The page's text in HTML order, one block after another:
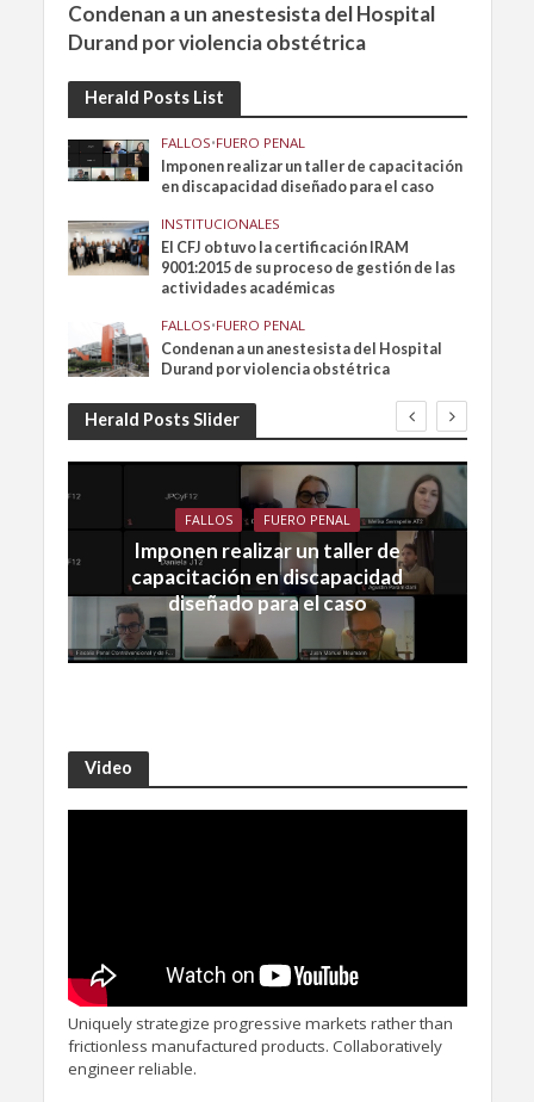
Condenan a un anestesista del Hospital
Durand por violencia obstétrica
Herald Posts List
FALLOS•FUERO PENAL
Imponen realizar un taller de capacitación
en discapacidad diseñado para el caso
INSTITUCIONALES
El CFJ obtuvo la certificación IRAM
9001:2015 de su proceso de gestión de las
actividades académicas
FALLOS•FUERO PENAL
Condenan a un anestesista del Hospital
Durand por violencia obstétrica
Herald Posts Slider
FALLOS FUERO PENAL
Imponen realizar un taller de
capacitación en discapacidad
diseñado para el caso
Video
Uniquely strategize progressive markets rather than
frictionless manufactured products. Collaboratively
engineer reliable.